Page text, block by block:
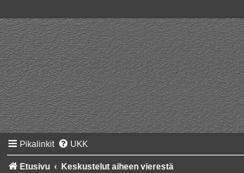
Pikalinkit UKK
Etusivu Keskustelut aiheen vierestä